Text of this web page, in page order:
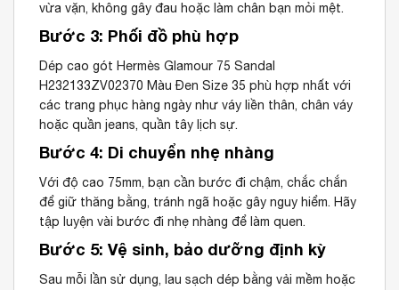
vừa vặn, không gây đau hoặc làm chân bạn mỏi mệt.
Bước 3: Phối đồ phù hợp
Dép cao gót Hermès Glamour 75 Sandal
H232133ZV02370 Màu Đen Size 35 phù hợp nhất với
các trang phục hàng ngày như váy liền thân, chân váy
hoặc quần jeans, quần tây lịch sự.
Bước 4: Di chuyển nhẹ nhàng
Với độ cao 75mm, bạn cần bước đi chậm, chắc chắn
để giữ thăng bằng, tránh ngã hoặc gây nguy hiểm. Hãy
tập luyện vài bước đi nhẹ nhàng để làm quen.
Bước 5: Vệ sinh, bảo dưỡng định kỳ
Sau mỗi lần sử dụng, lau sạch dép bằng vải mềm hoặc